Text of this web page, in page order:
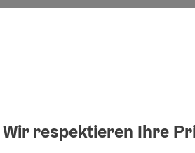
Wir respektieren Ihre